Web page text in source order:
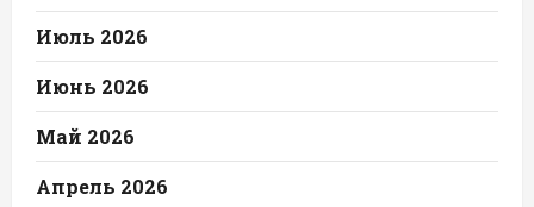
Июль 2026
Июнь 2026
Май 2026
Апрель 2026